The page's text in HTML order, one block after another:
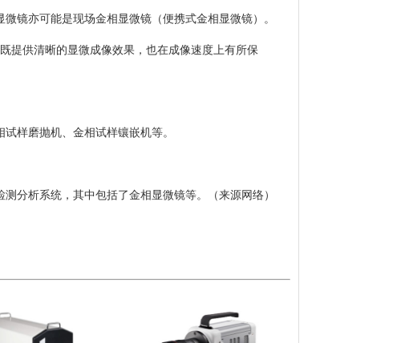
镜亦可能是现场金相显微镜（便携式金相显微镜）。
提供清晰的显微成像效果，也在成像速度上有所保
样磨抛机、金相试样镶嵌机等。
分析系统，其中包括了金相显微镜等。（来源网络）